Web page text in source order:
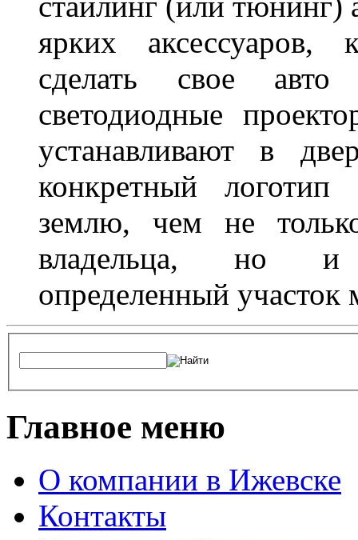
ярких аксессуаров,
сделать свое
светодиодные
устанавливают в
конкретный логотип
землю, чем не
владельца, но и
определенный участок
Главное меню
О компании в Ижевске
Контакты